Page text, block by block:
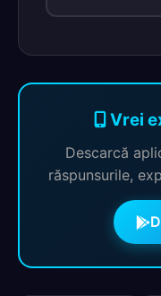
Vrei
Descarcă
răspunsurile,